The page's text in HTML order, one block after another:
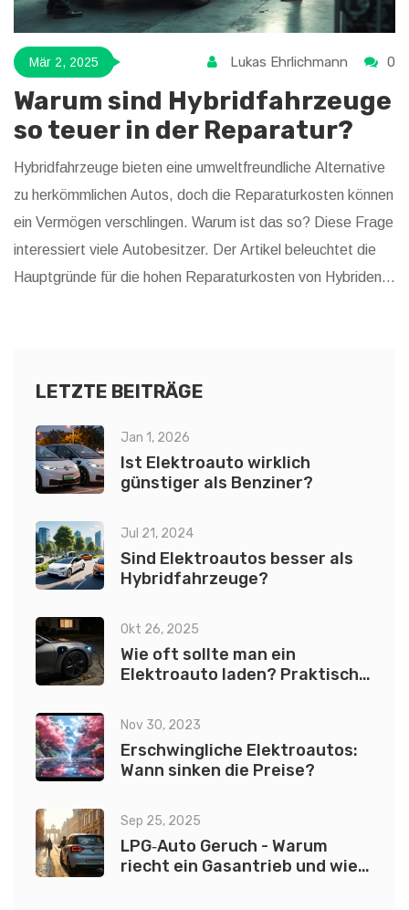
Mär 2, 2025 Lukas Ehrlichmann 0
Warum sind Hybridfahrzeuge
so teuer in der Reparatur?
Hybridfahrzeuge bieten eine umweltfreundliche Alternative
zu herkömmlichen Autos, doch die Reparaturkosten können
ein Vermögen verschlingen. Warum ist das so? Diese Frage
interessiert viele Autobesitzer. Der Artikel beleuchtet die
Hauptgründe für die hohen Reparaturkosten von Hybriden
LETZTE BEITRÄGE
Jan 1, 2026
Ist Elektroauto wirklich
günstiger als Benziner?
Jul 21, 2024
Sind Elektroautos besser als
Hybridfahrzeuge?
Okt 26, 2025
Wie oft sollte man ein
Elektroauto laden? Praktische
Nov 30, 2023
Erschwingliche Elektroautos:
Wann sinken die Preise?
Sep 25, 2025
LPG‑Auto Geruch - Warum
riecht ein Gasantrieb und wie